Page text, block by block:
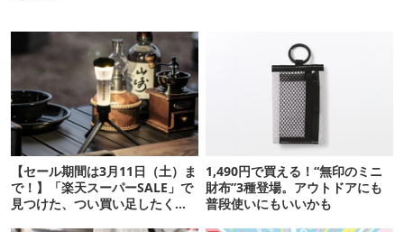
【セール期間は3月11日（土）ま
で！】「楽天スーパーSALE」で
見つけた、つい買い足したくな
1,490円で買える！“無印のミニ
財布”3種登場。アウトドアにも
普段使いにもいいかも